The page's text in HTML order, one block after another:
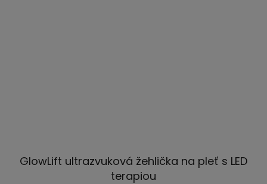
GlowLift ultrazvuková žehlička na pleť s LED
terapiou